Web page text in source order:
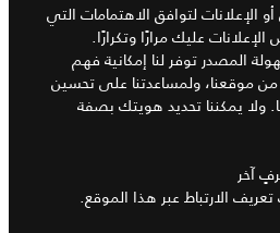
الإعلانات لتوافق الاهتمامات التي
عليك مرارًا وتكرارًا.
المصدر توفر لنا إمكانية فهم
موقعنا، ولمساعدتنا على تحسين
ولا يمكننا تحديد هويتك بصفة
آخر
الارتباط عبر هذا الموقع.